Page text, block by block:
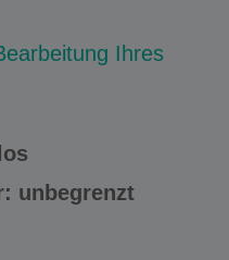
Ihres
unbegrenzt